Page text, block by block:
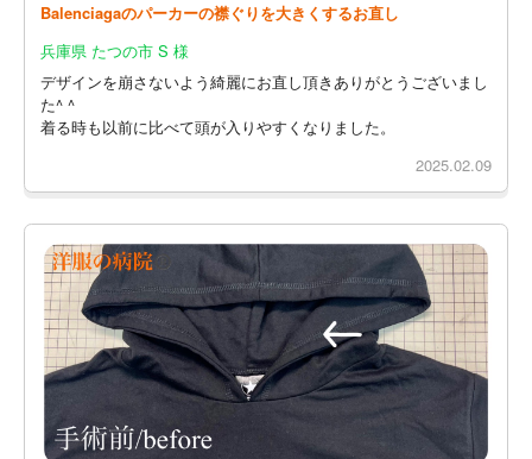
Balenciagaのパーカーの襟ぐりを大きくするお直し
兵庫県 たつの市 S 様
デザインを崩さないよう綺麗にお直し頂きありがとうございまし
た^ ^
着る時も以前に比べて頭が入りやすくなりました。
2025.02.09